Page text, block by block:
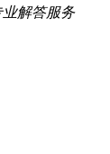
解答服务